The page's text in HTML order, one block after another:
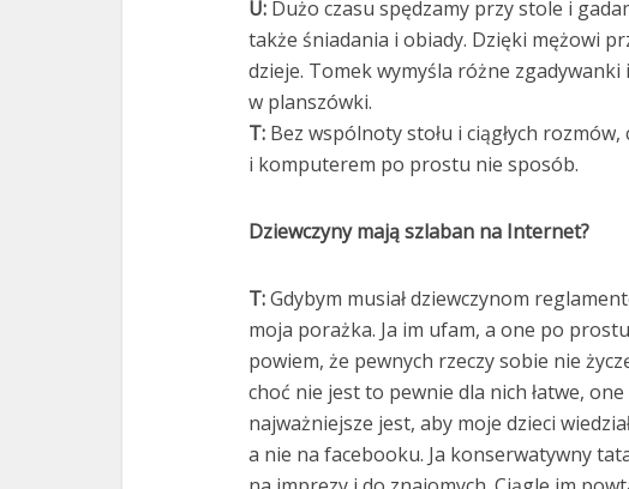
U: Dużo czasu spędzamy przy stole i
także śniadania i obiady. Dzięki mężowi
dzieje. Tomek wymyśla różne
w planszówki.
T: Bez wspólnoty stołu i ciągłych
i komputerem po prostu nie sposób.
Dziewczyny mają szlaban na Internet?
T:Gdybym musiał dziewczynom
moja porażka. Ja im ufam, a one po
powiem, że pewnych rzeczy sobie nie
choć nie jest to pewnie dla nich łatwe,
najważniejsze jest, aby moje dzieci
a nie na facebooku. Ja konserwatywny